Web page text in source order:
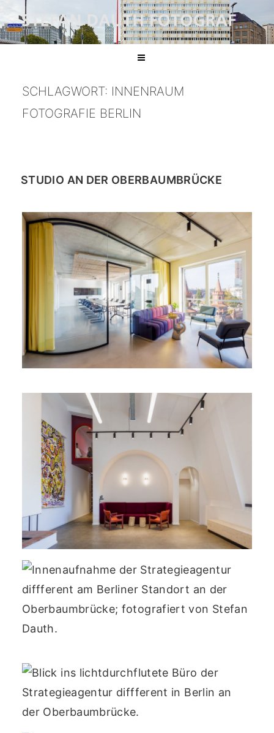
Inhalt
springen
Stefan Dauth | Industriefotograf Berlin
Technologiefotografie, Industriefotografie Und Infrastrukturfotografie
SCHLAGWORT: INNENRAUM
FOTOGRAFIE BERLIN
STUDIO AN DER OBERBAUMBRÜCKE